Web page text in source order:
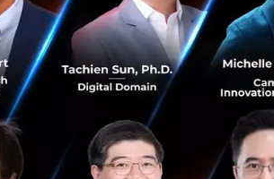
ลังฉีดจากการเตรียมตัวด้วยวิธีดังกล่าว
ะกว่าปกติ (ไม่รู้ว่าเป็นที่คน หรือผลจาก
งมีกลุ่มที่เตรียมตัวแบบเบา ๆ ที่คืนก่อ
มีอาการง่วง เพลีย บางคนมีอาการปวดหั